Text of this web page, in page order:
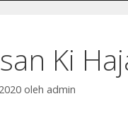
Ki
oleh admin